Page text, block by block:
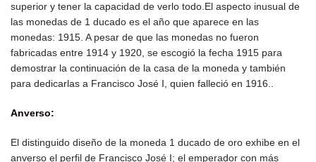
superior y tener la capacidad de verlo todo.El aspecto inusual de
las monedas de 1 ducado es el año que aparece en las
monedas: 1915. A pesar de que las monedas no fueron
fabricadas entre 1914 y 1920, se escogió la fecha 1915 para
demostrar la continuación de la casa de la moneda y también
para dedicarlas a Francisco José I, quien falleció en 1916..
Anverso:
El distinguido diseño de la moneda 1 ducado de oro exhibe en el
anverso el perfil de Francisco José I; el emperador con más